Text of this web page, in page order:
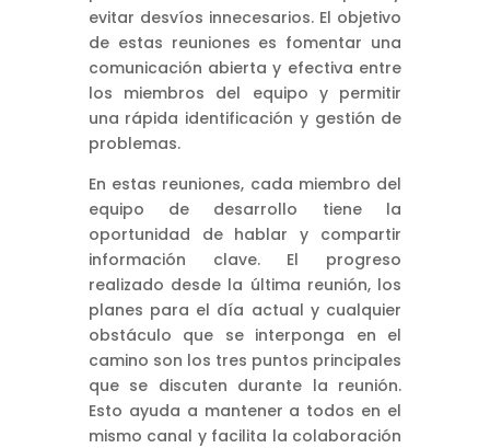
evitar desvíos innecesarios. El objetivo
de estas reuniones es fomentar una
comunicación abierta y efectiva entre
los miembros del equipo y permitir
una rápida identificación y gestión de
problemas.
En estas reuniones, cada miembro del
equipo de desarrollo tiene la
oportunidad de hablar y compartir
información clave. El progreso
realizado desde la última reunión, los
planes para el día actual y cualquier
obstáculo que se interponga en el
camino son los tres puntos principales
que se discuten durante la reunión.
Esto ayuda a mantener a todos en el
mismo canal y facilita la colaboración